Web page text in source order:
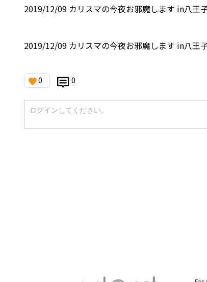
2019/12/09 カリスマの今夜お邪魔します in八王
2019/12/09 カリスマの今夜お邪魔します in八王
0 0